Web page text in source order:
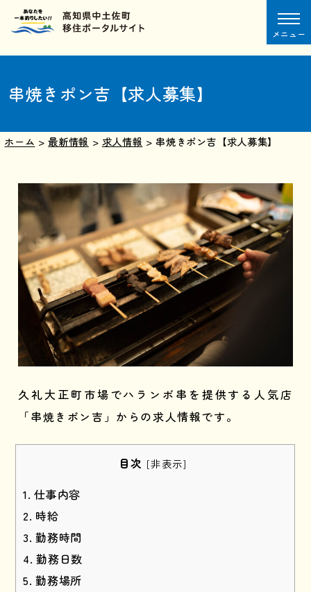
メニュー
串焼きポン吉【求人募集】
ホーム >最新情報 > 求人情報 > 串焼きポン吉【求人募集】
久礼大正町市場でハランボ串を提供する人気店
「串焼きポン吉」からの求人情報です。
目次 [非表示]
仕事内容
時給
勤務時間
勤務日数
勤務場所